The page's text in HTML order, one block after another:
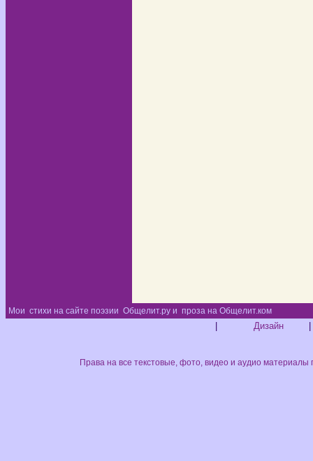
Мои стихи на сайте поэзии Общелит.ру и проза на Общелит.ком
Дизайн
Права на все текстовые, фото, видео и аудио